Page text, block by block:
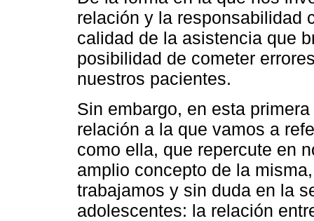
relación y la responsabilidad
calidad de la asistencia que
posibilidad de cometer
nuestros pacientes.
Sin embargo, en esta
relación a la que vamos a
como ella, que repercute en
amplio concepto de la
trabajamos y sin duda en la
adolescentes: la relación